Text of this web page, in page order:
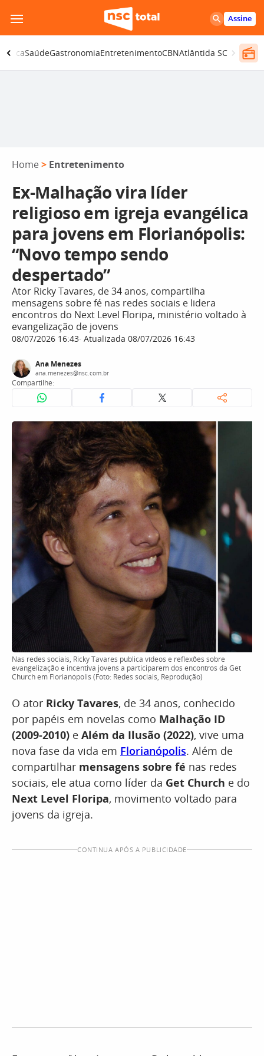
para
o
conteúdo
Assine
SaúdeGastronomiaEntretenimentoCBNAtlântida SC
Home > Entretenimento
Ex-Malhação vira líder
religioso em igreja evangélica
para jovens em Florianópolis:
“Novo tempo sendo
despertado”
Ator Ricky Tavares, de 34 anos, compartilha
mensagens sobre fé nas redes sociais e lidera
encontros do Next Level Floripa, ministério voltado à
evangelização de jovens
08/07/2026 16:43 Atualizada 08/07/2026 16:43
Ana Menezes
ana.menezes@nsc.com.br
Compartilhe:
Nas redes sociais, Ricky Tavares publica vídeos e reflexões sobre
evangelização e incentiva jovens a participarem dos encontros da Get
Church em Florianópolis (Foto: Redes sociais, Reprodução)
O ator Ricky Tavares, de 34 anos, conhecido
por papéis em novelas como Malhação ID
(2009-2010) e Além da Ilusão (2022), vive uma
nova fase da vida em Florianópolis. Além de
compartilhar mensagens sobre fé nas redes
sociais, ele atua como líder da Get Church e do
Next Level Floripa, movimento voltado para
jovens da igreja.
CONTINUA APÓS A PUBLICIDADE